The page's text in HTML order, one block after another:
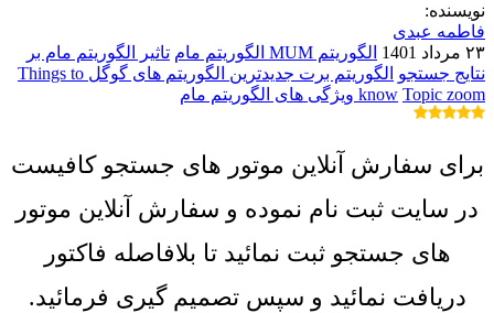
نویسنده:
فاطمه عبدی
۲۳ مرداد 1401
الگوریتم MUM الگوریتم مام تاثیر الگوریتم مام بر
نتایج جستجو الگوریتم برت جدیدترین الگوریتم ‌های گوگل Things to
know Topic zoom ویژگی های الگوریتم مام
برای سفارش آنلاین موتور های جستجو کافیست
در سایت ثبت نام نموده و سفارش آنلاین موتور
های جستجو ثبت نمائید تا بلافاصله فاکتور
دریافت نمائید و سپس تصمیم گیری فرمائید.